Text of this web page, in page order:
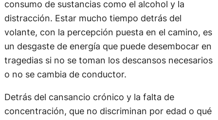
consumo de sustancias como el alcohol y la
distracción. Estar mucho tiempo detrás del
volante, con la percepción puesta en el camino, es
un desgaste de energía que puede desembocar en
tragedias si no se toman los descansos necesarios
o no se cambia de conductor.
Detrás del cansancio crónico y la falta de
concentración, que no discriminan por edad o qué